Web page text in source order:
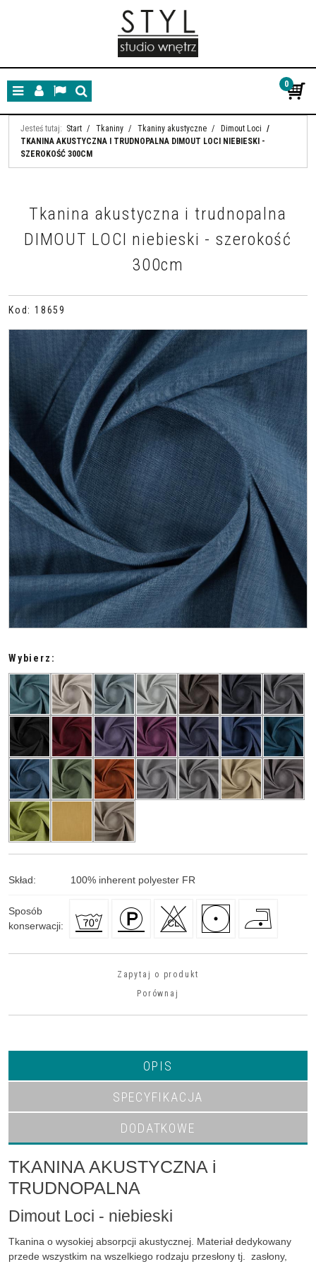
MenuPanelLangSzukaj
0
Jesteś tutaj: Start / Tkaniny / Tkaniny akustyczne / Dimout Loci /
TKANINA AKUSTYCZNA I TRUDNOPALNA DIMOUT LOCI NIEBIESKI -
SZEROKOŚĆ 300CM
Tkanina akustyczna i trudnopalna
DIMOUT LOCI niebieski - szerokość
300cm
Kod : 18659
Wybierz:
Skład: 100% inherent polyester FR
Sposób
konserwacji:
Zapytaj o produkt
Porównaj
OPIS
SPECYFIKACJA
DODATKOWE
TKANINA AKUSTYCZNA i
TRUDNOPALNA
Dimout Loci - niebieski
Tkanina o wysokiej absorpcji akustycznej. Materiał dedykowany
przede wszystkim na wszelkiego rodzaju przesłony tj. zasłony,